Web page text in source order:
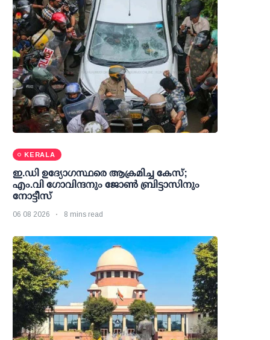
KERALA
ഇ.ഡി ഉദ്യോഗസ്ഥരെ ആക്രമിച്ച കേസ്;
എം.വി ഗോവിന്ദനും ജോണ്‍ ബ്രിട്ടാസിനും
നോട്ടീസ്
06 08 2026 8 mins read